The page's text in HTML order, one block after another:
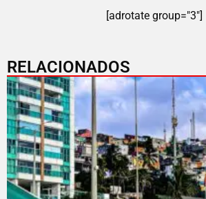
[adrotate group="3"]
RELACIONADOS